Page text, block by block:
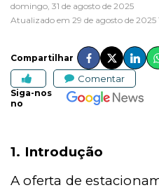
domingo, 31 de agosto de 2025
Atualizado em 29 de agosto de 2025
Compartilhar
Comentar
Siga-nos
no
1. Introdução
A oferta de